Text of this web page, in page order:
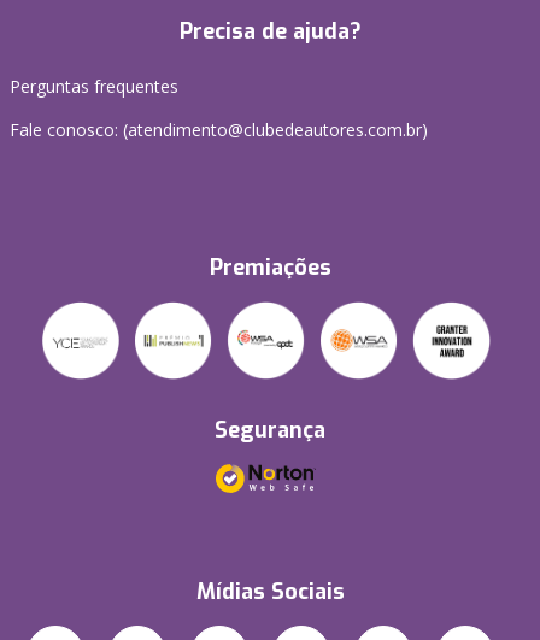
Precisa de ajuda?
Perguntas frequentes
Fale conosco: (atendimento@clubedeautores.com.br)
Premiações
Segurança
Mídias Sociais